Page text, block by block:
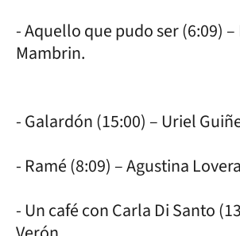
- Aquello que pudo ser (6:09) –
Mambrin.
- Galardón (15:00) – Uriel
- Ramé (8:09) – Agustina
- Un café con Carla Di Santo